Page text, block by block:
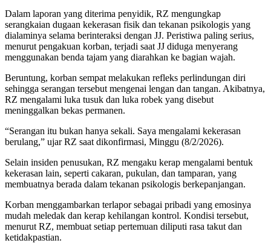
Dalam laporan yang diterima penyidik, RZ mengungkap
serangkaian dugaan kekerasan fisik dan tekanan psikologis yang
dialaminya selama berinteraksi dengan JJ. Peristiwa paling serius,
menurut pengakuan korban, terjadi saat JJ diduga menyerang
menggunakan benda tajam yang diarahkan ke bagian wajah.
Beruntung, korban sempat melakukan refleks perlindungan diri
sehingga serangan tersebut mengenai lengan dan tangan. Akibatnya,
RZ mengalami luka tusuk dan luka robek yang disebut
meninggalkan bekas permanen.
“Serangan itu bukan hanya sekali. Saya mengalami kekerasan
berulang,” ujar RZ saat dikonfirmasi, Minggu (8/2/2026).
Selain insiden penusukan, RZ mengaku kerap mengalami bentuk
kekerasan lain, seperti cakaran, pukulan, dan tamparan, yang
membuatnya berada dalam tekanan psikologis berkepanjangan.
Korban menggambarkan terlapor sebagai pribadi yang emosinya
mudah meledak dan kerap kehilangan kontrol. Kondisi tersebut,
menurut RZ, membuat setiap pertemuan diliputi rasa takut dan
ketidakpastian.